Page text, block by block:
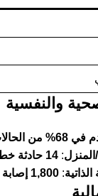
الحالات
المنزل: 14 حادثة خطيرة في 2024
: 1,800 إصابة